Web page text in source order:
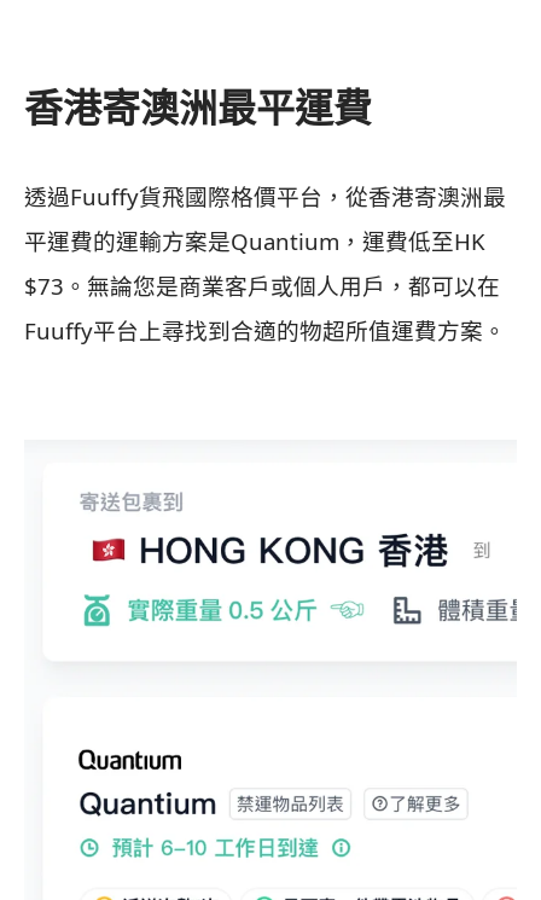
香港寄澳洲最平運費
透過Fuuffy貨飛國際格價平台，從香港寄澳洲最
平運費的運輸方案是Quantium，運費低至HK
$73。無論您是商業客戶或個人用戶，都可以在
Fuuffy平台上尋找到合適的物超所值運費方案。